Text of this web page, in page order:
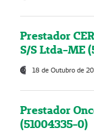
Prestador
S/S Ltda-ME
18 de Outubro de
Prestador
(51004335-0)